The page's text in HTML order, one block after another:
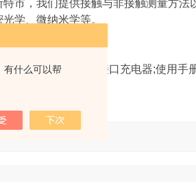
有什么可以帮
市，我们提供接触与非接触测量方法
学、微纳米学等。
满足各国标准
针提升机构;USB接口充电器;使用手